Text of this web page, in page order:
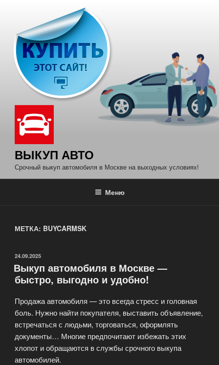
содержимому
ВЫКУП АВТО
Срочный выкуп автомобиля в Москве на выходных условиях!
Меню
МЕТКА: BUYCARMSK
ОПУБЛИКОВАНО
24.09.2025
Выкуп автомобиля в Москве —
быстро, выгодно и удобно!
Продажа автомобиля — это всегда стресс и головная
боль. Нужно найти покупателя, выставить объявление,
встречаться с людьми, торговаться, оформлять
документы… Многие предпочитают избежать этих
хлопот и обращаются в службы срочного выкупа
автомобилей.